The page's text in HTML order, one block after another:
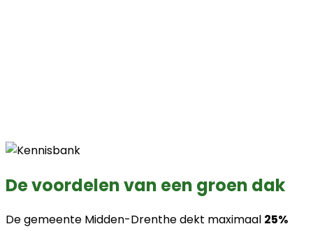
De voordelen van een groen dak
De gemeente Midden-Drenthe dekt maximaal 25%